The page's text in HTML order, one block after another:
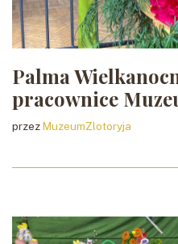
Palma
pracownice
przezMuzeumZlotoryja